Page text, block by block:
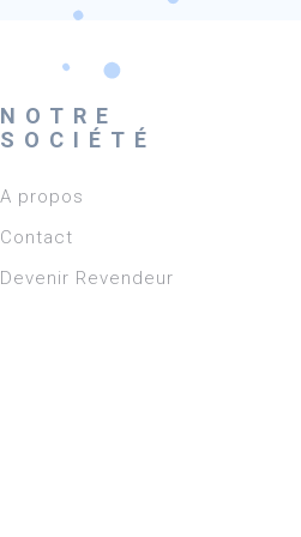
NOTRE
SOCIÉTÉ
A propos
Contact
Devenir Revendeur